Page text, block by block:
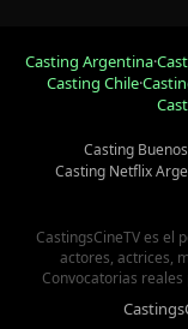
Casting Argentina·
Casting Chile·
Casting
Casting Netflix
CastingsCineTV es el
actores, actrices,
Convocatorias